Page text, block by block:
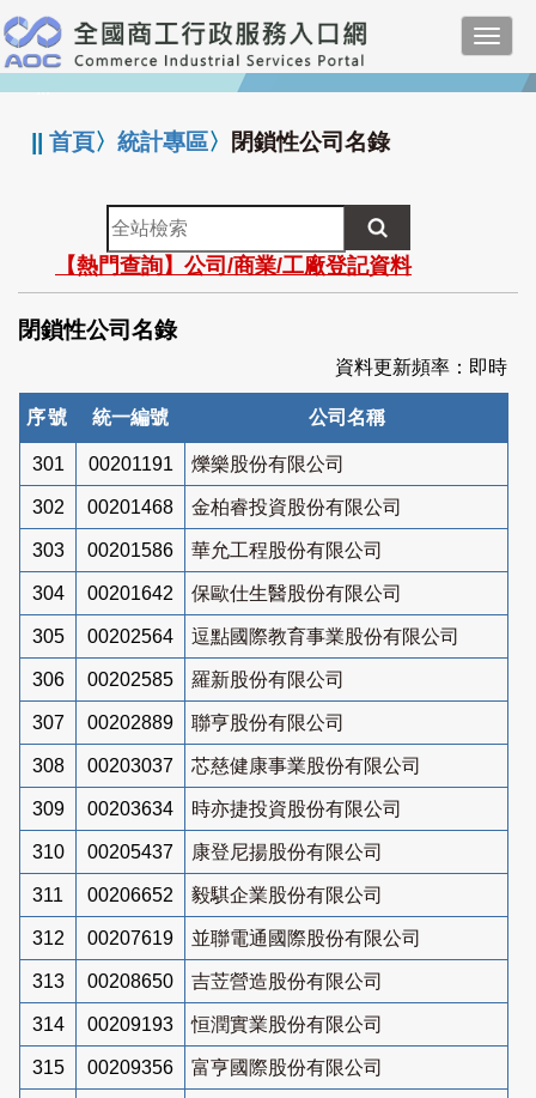
跳
到
主
要
:::
||首頁〉統計專區〉 閉鎖性公司名錄
全
站
檢
索
【熱門查詢】公司/商業/工廠登記資料
閉鎖性公司名錄
資料更新頻率：即時
序號 統一編號 公司名稱
301 00201191 爍樂股份有限公司
302 00201468 金柏睿投資股份有限公司
303 00201586 華允工程股份有限公司
304 00201642 保歐仕生醫股份有限公司
305 00202564 逗點國際教育事業股份有限公司
306 00202585 羅新股份有限公司
307 00202889 聯亨股份有限公司
308 00203037 芯慈健康事業股份有限公司
309 00203634 時亦捷投資股份有限公司
310 00205437 康登尼揚股份有限公司
311 00206652 毅騏企業股份有限公司
312 00207619 並聯電通國際股份有限公司
313 00208650 吉苙營造股份有限公司
314 00209193 恒潤實業股份有限公司
315 00209356 富亨國際股份有限公司